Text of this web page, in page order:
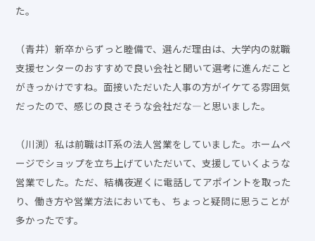
た。
（青井）新卒からずっと睦備で、選んだ理由は、大学内の就職
支援センターのおすすめで良い会社と聞いて選考に進んだこと
がきっかけですね。面接いただいた人事の方がイケてる雰囲気
だったので、感じの良さそうな会社だな―と思いました。
（川渕）私は前職はIT系の法人営業をしていました。ホームペ
ージでショップを立ち上げていただいて、支援していくような
営業でした。ただ、結構夜遅くに電話してアポイントを取った
り、働き方や営業方法においても、ちょっと疑問に思うことが
多かったです。